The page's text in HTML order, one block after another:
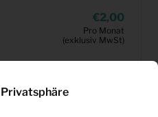
2,00
Pro Monat
(exklusiv MwSt)